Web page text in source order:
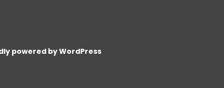
powered by WordPress